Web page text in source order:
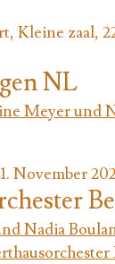
Kleine zaal,
NL
Meyer und
November
Nadia